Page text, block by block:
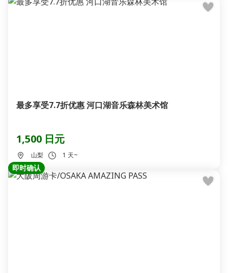
最多享受7.7折优惠 河口湖音乐森林美术馆
1,500 日元
山梨 1 天~
即时确认